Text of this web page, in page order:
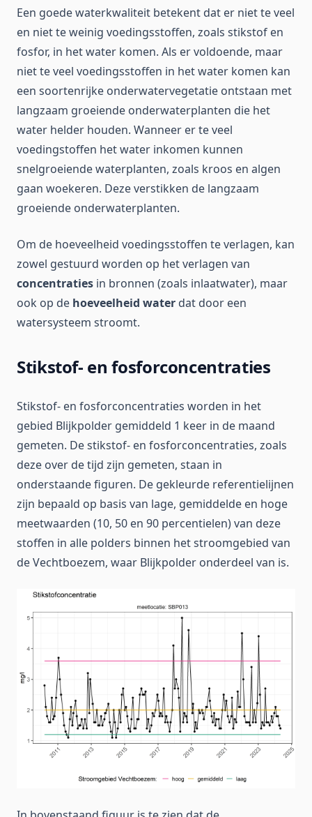
Een goede waterkwaliteit betekent dat er niet te veel
en niet te weinig voedingsstoffen, zoals stikstof en
fosfor, in het water komen. Als er voldoende, maar
niet te veel voedingsstoffen in het water komen kan
een soortenrijke onderwatervegetatie ontstaan met
langzaam groeiende onderwaterplanten die het
water helder houden. Wanneer er te veel
voedingstoffen het water inkomen kunnen
snelgroeiende waterplanten, zoals kroos en algen
gaan woekeren. Deze verstikken de langzaam
groeiende onderwaterplanten.
Om de hoeveelheid voedingsstoffen te verlagen, kan
zowel gestuurd worden op het verlagen van
concentraties in bronnen (zoals inlaatwater), maar
ook op de hoeveelheid water dat door een
watersysteem stroomt.
Stikstof- en fosforconcentraties
Stikstof- en fosforconcentraties worden in het
gebied Blijkpolder gemiddeld 1 keer in de maand
gemeten. De stikstof- en fosforconcentraties, zoals
deze over de tijd zijn gemeten, staan in
onderstaande figuren. De gekleurde referentielijnen
zijn bepaald op basis van lage, gemiddelde en hoge
meetwaarden (10, 50 en 90 percentielen) van deze
stoffen in alle polders binnen het stroomgebied van
de Vechtboezem, waar Blijkpolder onderdeel van is.